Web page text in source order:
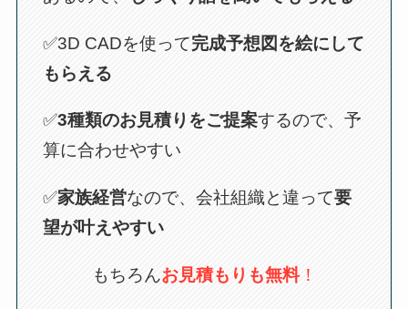
✅3D CADを使って完成予想図を絵にして
もらえる
✅3種類のお見積りをご提案するので、予
算に合わせやすい
✅家族経営なので、会社組織と違って要
望が叶えやすい
もちろんお見積もりも無料！